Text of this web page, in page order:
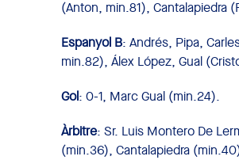
(Anton, min.81), Cantalapiedra
Espanyol B: Andrés, Pipa,
min.82), Álex López, Gual
Gol: 0-1, Marc Gual (min.24).
Àrbitre: Sr. Luis Montero De
(min.36), Cantalapiedra